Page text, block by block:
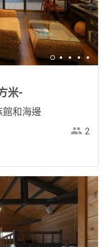
米-
館和海邊
2